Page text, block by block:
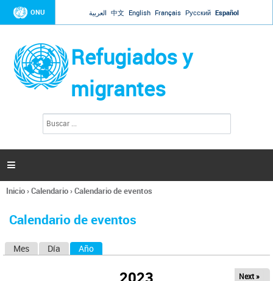
Jump to navigation
ONU العربية 中文 English Français Русский Español
Refugiados y
migrantes
l
s

Se
usted
Inicio›Calendario›Calendario de eventos
Calendario de eventos
Mes Día Año
Next »